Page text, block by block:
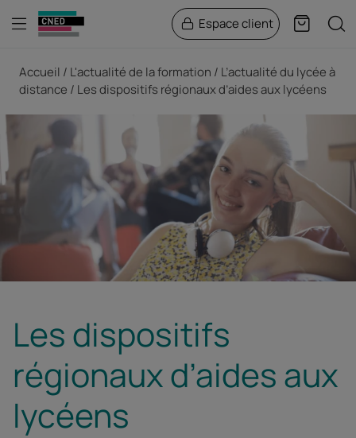
Menu Espace client Panier
Accueil L'actualité de la formation
L’actualité du lycée à
distance
Les dispositifs régionaux d’aides aux lycéens
Les dispositifs
régionaux d’aides aux
lycéens